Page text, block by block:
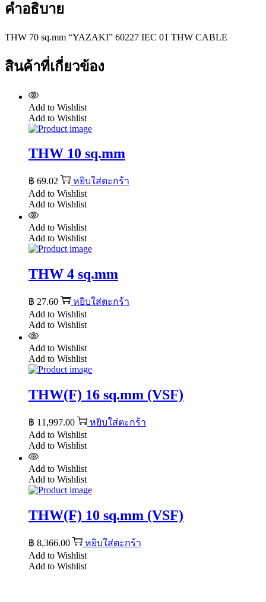
คำอธิบาย
THW 70 sq.mm “YAZAKI” 60227 IEC 01 THW CABLE
สินค้าที่เกี่ยวข้อง
Add to Wishlist
Add to Wishlist
THW 10 sq.mm
฿ 69.02
หยิบใส่ตะกร้า
Add to Wishlist
Add to Wishlist
Add to Wishlist
Add to Wishlist
THW 4 sq.mm
฿ 27.60
หยิบใส่ตะกร้า
Add to Wishlist
Add to Wishlist
Add to Wishlist
Add to Wishlist
THW(F) 16 sq.mm (VSF)
฿ 11,997.00
หยิบใส่ตะกร้า
Add to Wishlist
Add to Wishlist
Add to Wishlist
Add to Wishlist
THW(F) 10 sq.mm (VSF)
฿ 8,366.00
หยิบใส่ตะกร้า
Add to Wishlist
Add to Wishlist